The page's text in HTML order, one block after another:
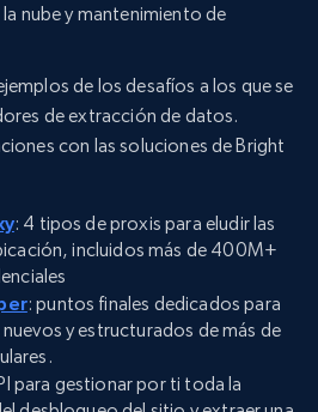
la nube y mantenimiento de
de los desafíos a los que se
de extracción de datos.
con las soluciones de Bright
: 4 tipos de proxis para eludir las
incluidos más de 400M+
: puntos finales dedicados para
y estructurados de más de
para gestionar por ti toda la